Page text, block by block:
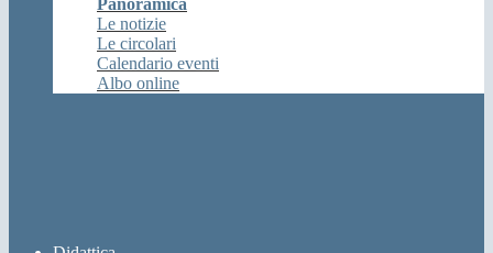
Panoramica
Le notizie
Le circolari
Calendario eventi
Albo online